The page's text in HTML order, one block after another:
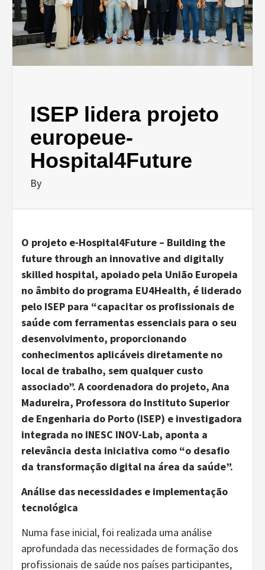
ISEP lidera projeto
europeue-
Hospital4Future
By
O projeto e-Hospital4Future – Building the
future through an innovative and digitally
skilled hospital, apoiado pela União Europeia
no âmbito do programa EU4Health, é liderado
pelo ISEP para “capacitar os profissionais de
saúde com ferramentas essenciais para o seu
desenvolvimento, proporcionando
conhecimentos aplicáveis diretamente no
local de trabalho, sem qualquer custo
associado”. A coordenadora do projeto, Ana
Madureira, Professora do Instituto Superior
de Engenharia do Porto (ISEP) e investigadora
integrada no INESC INOV-Lab, aponta a
relevância desta iniciativa como “o desafio
da transformação digital na área da saúde”.
Análise das necessidades e implementação
tecnológica
Numa fase inicial, foi realizada uma análise
aprofundada das necessidades de formação dos
profissionais de saúde nos países participantes,